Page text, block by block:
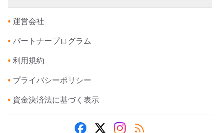
• 運営会社
• パートナープログラム
• 利用規約
• プライバシーポリシー
• 資金決済法に基づく表示